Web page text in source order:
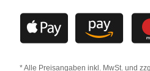
* Alle Preisangaben inkl. MwSt. und